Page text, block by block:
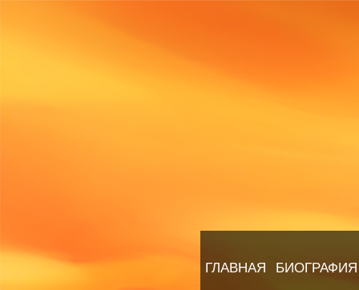
ГЛАВНАЯ БИОГРАФИЯ